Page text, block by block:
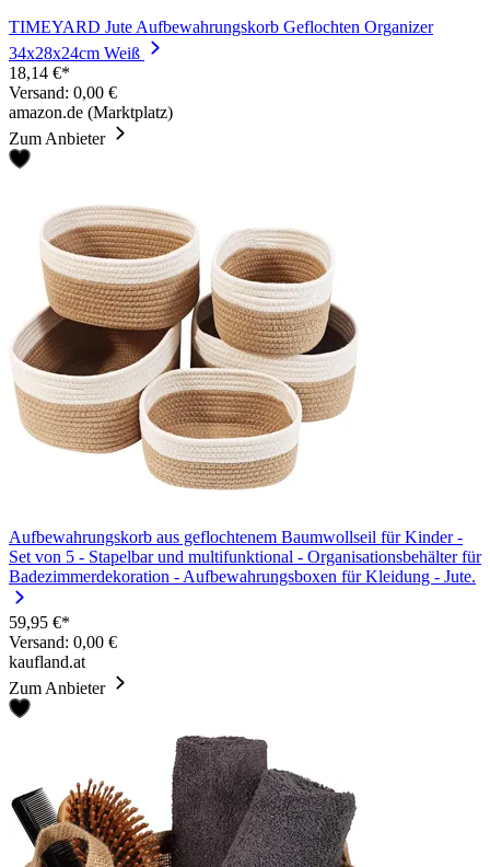
TIMEYARD Jute Aufbewahrungskorb Geflochten Organizer
34x28x24cm Weiß
18,14 €*
Versand: 0,00 €
amazon.de (Marktplatz)
Zum Anbieter
Aufbewahrungskorb aus geflochtenem Baumwollseil für Kinder -
Set von 5 - Stapelbar und multifunktional - Organisationsbehälter für
Badezimmerdekoration - Aufbewahrungsboxen für Kleidung - Jute.
59,95 €*
Versand: 0,00 €
kaufland.at
Zum Anbieter